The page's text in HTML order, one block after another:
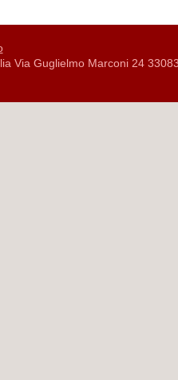
Via Guglielmo Marconi 24